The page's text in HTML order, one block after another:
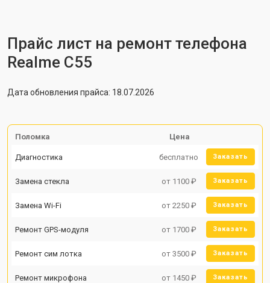
Прайс лист на ремонт телефона
Realme C55
Дата обновления прайса: 18.07.2026
Поломка Цена
Диагностика бесплатно Заказать
Замена стекла от 1100 ₽ Заказать
Замена Wi-Fi от 2250 ₽ Заказать
Ремонт GPS-модуля от 1700 ₽ Заказать
Ремонт сим лотка от 3500 ₽ Заказать
Ремонт микрофона от 1450 ₽ Заказать